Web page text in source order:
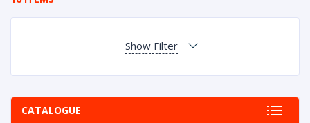
Show Filter
CATALOGUE